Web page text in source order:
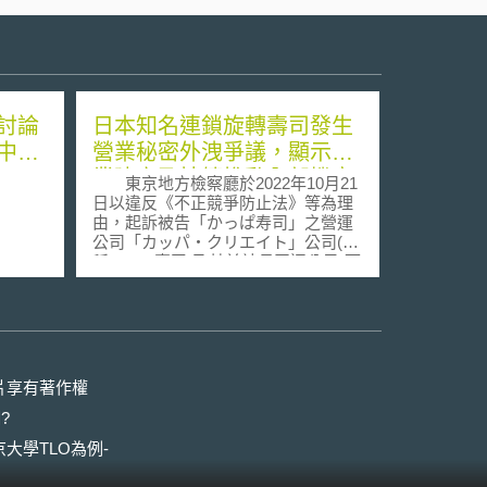
論
和
日本知名連鎖旋轉壽司發生
營業秘密外洩爭議，顯示企
業建立及持續推動內部機密
資訊管理制度之重要性
東京地方檢察廳於2022年10月21
日以違反《不正競爭防止法》等為理
由，起訴被告「かっぱ寿司」之營運
公司「カッパ・クリエイト」公司(下
稱Kappa壽司)及其前社長田辺公己(下
稱田辺)等。因本案牽涉上市企業的前
雖然田辺在離職時已簽署保密協議，
但在離職前後數月間，持續透過不正
享有著作權
大學TLO為例-